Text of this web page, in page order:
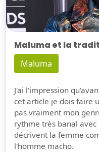
Maluma et la
Maluma
J'ai l'impression
cet article je dois faire
pas vraiment mon
rythme très banal
décrivent la femme
l'homme macho.